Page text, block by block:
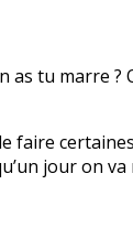
as tu marre
faire
jour on va